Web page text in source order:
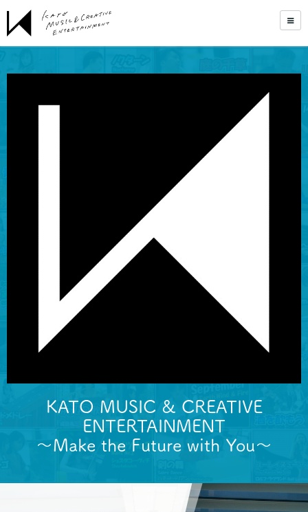
KATO MUSIC & CREATIVE
ENTERTAINMENT
～Make the Future with You～